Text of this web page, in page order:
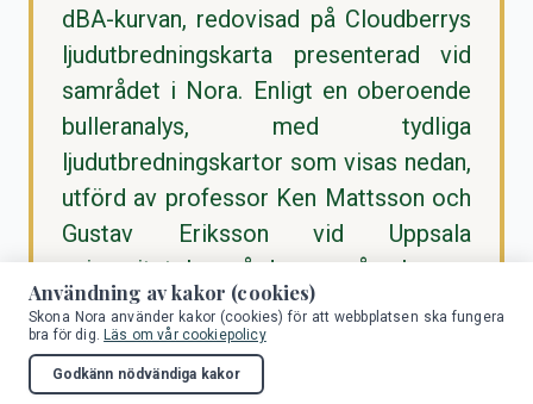
dBA-kurvan, redovisad på Cloudberrys
ljudutbredningskarta presenterad vid
samrådet i Nora. Enligt en oberoende
bulleranalys, med tydliga
ljudutbredningskartor som visas nedan,
utförd av professor Ken Mattsson och
Gustav Eriksson vid Uppsala
universitet, har gården en påverkan av
ikring 35–40 dBA vid nattetid och
ikring 35 dBA vid dagtid.
Att forskare vid Uppsala universitet
Användning av kakor (cookies)
Skona Nora använder kakor (cookies) för att webbplatsen ska fungera
bra för dig.Läs om vår cookiepolicy
Godkänn nödvändiga kakor